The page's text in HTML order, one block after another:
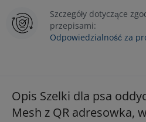
Szczegóły dotyczące
przepisami:
Odpowiedzialność za
Opis Szelki dla psa
Mesh z QR adresowka,